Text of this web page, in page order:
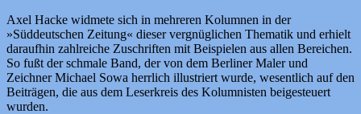
Axel Hacke widmete sich in mehreren Kolumnen in der
»Süddeutschen Zeitung« dieser vergnüglichen Thematik und erhielt
daraufhin zahlreiche Zuschriften mit Beispielen aus allen Bereichen.
So fußt der schmale Band, der von dem Berliner Maler und
Zeichner Michael Sowa herrlich illustriert wurde, wesentlich auf den
Beiträgen, die aus dem Leserkreis des Kolumnisten beigesteuert
wurden.